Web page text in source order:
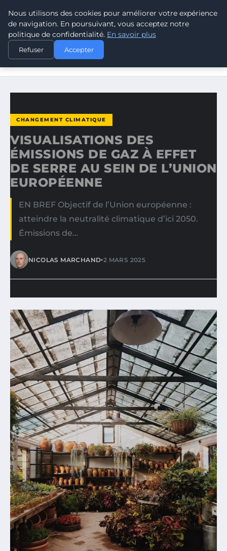
CLIMATE RESPONSE BLOG
ACCUEIL
CHANGEMENT CLIMATIQUE
VISUALISATIONS DES ÉMISSIONS DE GAZ À EFFET DE
CHANGEMENT CLIMATIQUE
VISUALISATIONS DES
ÉMISSIONS DE GAZ À EFFET
DE SERRE AU SEIN DE L’UNION
EUROPÉENNE
EN BREF Objectif de l’Union européenne :
atteindre la neutralité climatique d’ici 2050.
Émissions de…
NICOLAS MARCHAND•2 MARS 2025
Nous utilisons des cookies pour améliorer votre expérience
de navigation. En poursuivant, vous acceptez notre
politique de confidentialité. En savoir plus
Refuser Accepter